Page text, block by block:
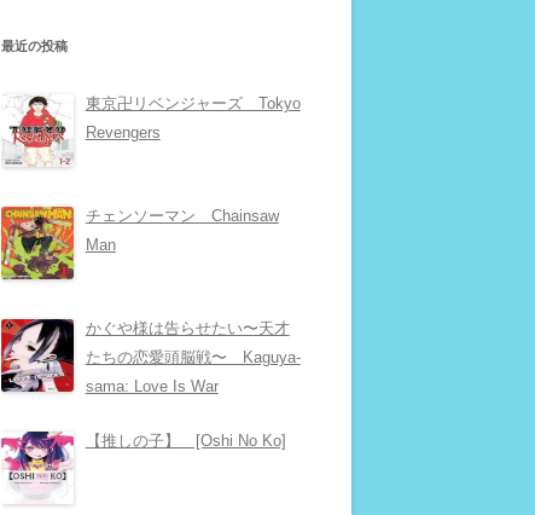
最近の投稿
東京卍リベンジャーズ Tokyo
Revengers
チェンソーマン Chainsaw
Man
かぐや様は告らせたい〜天才
たちの恋愛頭脳戦〜 Kaguya-
sama: Love Is War
【推しの子】 [Oshi No Ko]